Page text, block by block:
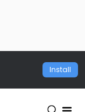
Install